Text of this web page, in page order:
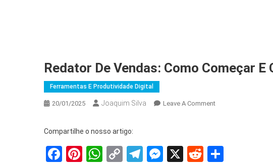
Redator De Vendas: Como Começar
Ferramentas E Produtividade Digital
20/01/2025 Joaquim Silva Leave A CommentOn
Como
Começar
Compartilhe o nosso artigo:
Facebook
Pinterest
WhatsApp
CopyTelegram
Messenger
X Reddit